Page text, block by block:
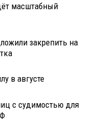
масштабный
закрепить на
в августе
с судимостью для